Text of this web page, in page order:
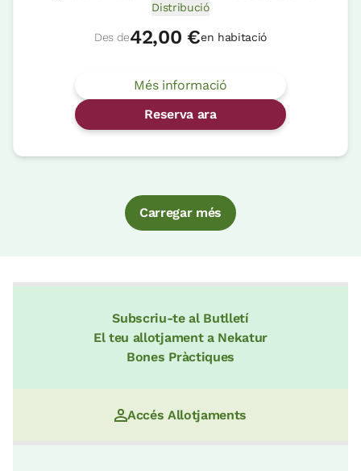
Distribució
Des de42,00 €en habitació
Més informació
Reserva ara
Carregar més
Subscriu-te al Butlletí
El teu allotjament a Nekatur
Bones Pràctiques
Accés Allotjaments